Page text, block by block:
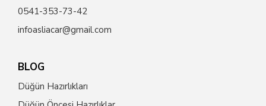
0541-353-73-42
infoasliacar@gmail.com
BLOG
Düğün Hazırlıkları